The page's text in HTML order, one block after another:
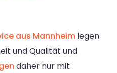
aus Mannheim legen
und Qualität und
daher nur mit